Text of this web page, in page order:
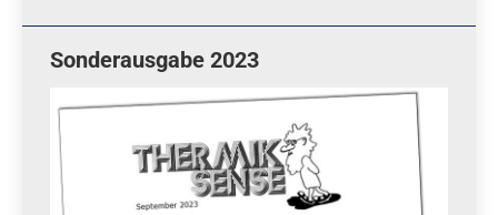
Sonderausgabe 2023